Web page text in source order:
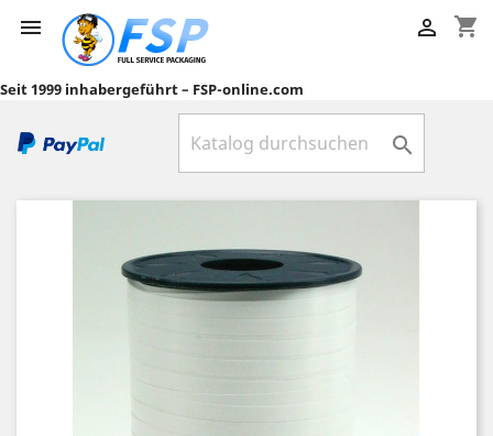
 shopping_cart

Seit 1999 inhabergeführt – FSP-online.com
